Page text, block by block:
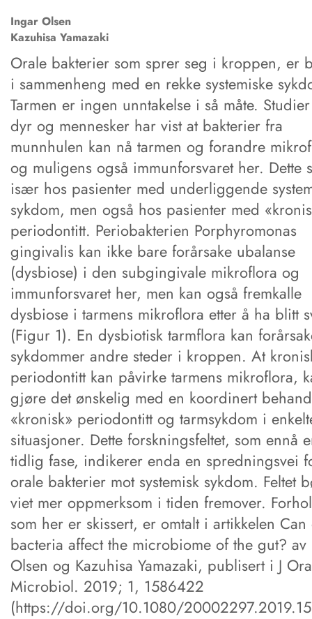
Ingar Olsen
Kazuhisa Yamazaki
Orale bakterier som sprer seg i kroppen, er
i sammenheng med en rekke systemiske
Tarmen er ingen unntakelse i så måte.
dyr og mennesker har vist at bakterier fra
munnhulen kan nå tarmen og forandre
og muligens også immunforsvaret her. Dette
især hos pasienter med underliggende
sykdom, men også hos pasienter med
periodontitt. Periobakterien Porphyromonas
gingivalis kan ikke bare forårsake ubalanse
(dysbiose) i den subgingivale mikroflora og
immunforsvaret her, men kan også fremkalle
dysbiose i tarmens mikroflora etter å ha blitt
(Figur 1). En dysbiotisk tarmflora kan
sykdommer andre steder i kroppen. At
periodontitt kan påvirke tarmens mikroflora,
gjøre det ønskelig med en koordinert
«kronisk» periodontitt og tarmsykdom i
situasjoner. Dette forskningsfeltet, som ennå
tidlig fase, indikerer enda en spredningsvei
orale bakterier mot systemisk sykdom. Feltet
viet mer oppmerksom i tiden fremover.
som her er skissert, er omtalt i artikkelen
bacteria affect the microbiome of the gut? av
Olsen og Kazuhisa Yamazaki, publisert i J
Microbiol. 2019; 1, 1586422
(https://doi.org/10.1080/